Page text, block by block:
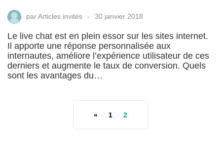
parArticles invités 30 janvier 2018
Le live chat est en plein essor sur les sites internet.
Il apporte une réponse personnalisée aux
internautes, améliore l’expérience utilisateur de ces
derniers et augmente le taux de conversion. Quels
sont les avantages du…
« 1 2